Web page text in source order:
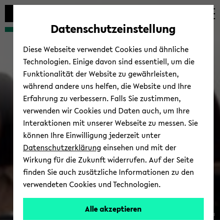
Automatische
vermeiden
zum
wechseln
zum
wechseln
zum
wechseln
© Uni­ver­si­tät Bie­le­feld
Datenschutzeinstellung
Diese Webseite verwendet Cookies und ähnliche
Technologien. Einige davon sind essentiell, um die
Funktionalität der Website zu gewährleisten,
während andere uns helfen, die Website und Ihre
Erfahrung zu verbessern. Falls Sie zustimmen,
verwenden wir Cookies und Daten auch, um Ihre
Interaktionen mit unserer Webseite zu messen. Sie
können Ihre Einwilligung jederzeit unter
Datenschutzerklärung einsehen und mit der
Wirkung für die Zukunft widerrufen. Auf der Seite
finden Sie auch zusätzliche Informationen zu den
verwendeten Cookies und Technologien.
Alle akzeptieren